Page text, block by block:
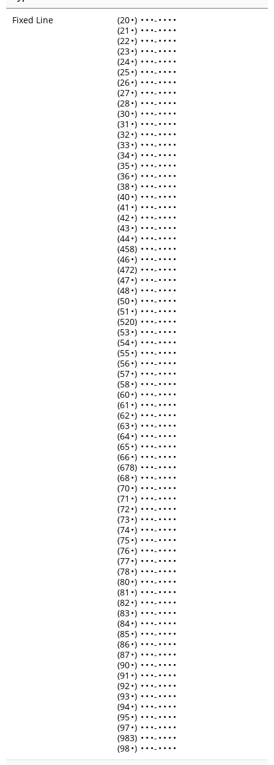
Fixed Line
(20•) • • •- • • • •
(21 •) • • •- • • • •
(22•) • • •- • • • •
(23•) • • •- • • • •
(24•) • • •- • • • •
(25•) • • •- • • • •
(26•) • • •- • • • •
(27•) • • •- • • • •
(28•) • • •- • • • •
(30•) • • •- • • • •
(31 •) • • •- • • • •
(32•) • • •- • • • •
(33•) • • •- • • • •
(34•) • • •- • • • •
(35•) • • •- • • • •
(36•) • • •- • • • •
(38•) • • •- • • • •
(40•) • • •- • • • •
(41 •) • • •- • • • •
(42•) • • •- • • • •
(43•) • • •- • • • •
(44•) • • •- • • • •
(458) • • •- • • • •
(46•) • • •- • • • •
(472) • • •- • • • •
(47•) • • •- • • • •
(48•) • • •- • • • •
(50•) • • •- • • • •
(51 •) • • •- • • • •
(520) • • •- • • • •
(53•) • • •- • • • •
(54•) • • •- • • • •
(55•) • • •- • • • •
(56•) • • •- • • • •
(57•) • • •- • • • •
(58•) • • •- • • • •
(60•) • • •- • • • •
(61 •) • • •- • • • •
(62•) • • •- • • • •
(63•) • • •- • • • •
(64•) • • •- • • • •
(65•) • • •- • • • •
(66•) • • •- • • • •
(678) • • •- • • • •
(68•) • • •- • • • •
(70•) • • •- • • • •
(71 •) • • •- • • • •
(72•) • • •- • • • •
(73•) • • •- • • • •
(74•) • • •- • • • •
(75•) • • •- • • • •
(76•) • • •- • • • •
(77•) • • •- • • • •
(78•) • • •- • • • •
(80•) • • •- • • • •
(81 •) • • •- • • • •
(82•) • • •- • • • •
(83•) • • •- • • • •
(84•) • • •- • • • •
(85•) • • •- • • • •
(86•) • • •- • • • •
(87•) • • •- • • • •
(90•) • • •- • • • •
(91 •) • • •- • • • •
(92•) • • •- • • • •
(93•) • • •- • • • •
(94•) • • •- • • • •
(95•) • • •- • • • •
(97•) • • •- • • • •
(983) • • •- • • • •
(98•) • • •- • • • •